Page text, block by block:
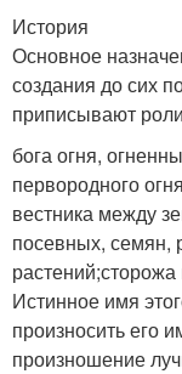
История
Основное
создания до сих
приписывают
бога огня,
первородного
вестника между
посевных, семян,
Истинное имя
произносить его
произношение